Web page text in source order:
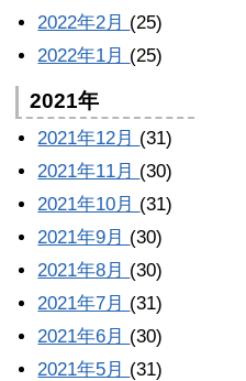
2022年2月 (25)
2022年1月 (25)
2021年
2021年12月 (31)
2021年11月 (30)
2021年10月 (31)
2021年9月 (30)
2021年8月 (30)
2021年7月 (31)
2021年6月 (30)
2021年5月 (31)